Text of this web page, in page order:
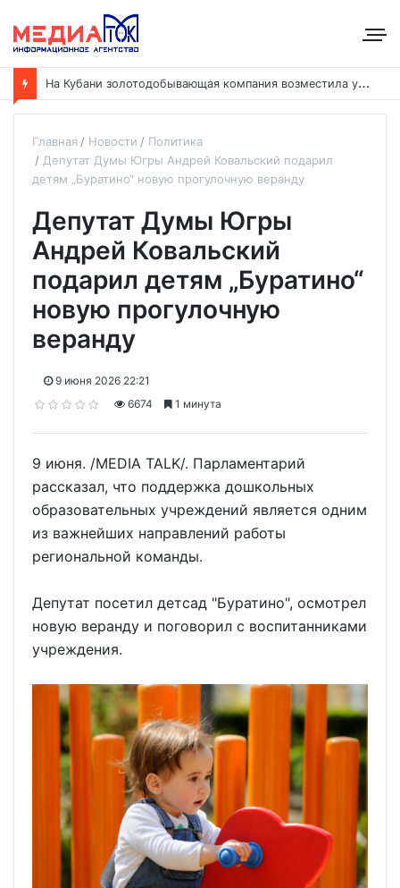
Н
а Кубани золотодобывающая компания возместила ущерб рекам на сумму почти 28 млн рублей
Главная Новости
Политика
Депутат Думы Югры Андрей Ковальский подарил
детям „Буратино“ новую прогулочную веранду
Депутат Думы Югры
Андрей Ковальский
подарил детям „Буратино“
новую прогулочную
веранду
9 июня 2026 22:21
6674
1 минута
9 июня. /MEDIA TALK/. Парламентарий
рассказал, что поддержка дошкольных
образовательных учреждений является одним
из важнейших направлений работы
региональной команды.
Депутат посетил детсад "Буратино", осмотрел
новую веранду и поговорил с воспитанниками
учреждения.